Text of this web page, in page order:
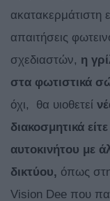
ακατακερμάτιστη
απαιτήσεις
σχεδιαστών, η
στα φωτιστικά
όχι, θα υιοθετεί
διακοσμητικά
αυτοκινήτου με
δικτύου, όπως
Vision Dee που